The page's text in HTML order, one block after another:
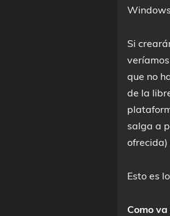
Si
que no
de la
salga a
ofrecida)
Esto es
Como